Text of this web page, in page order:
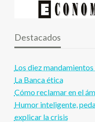
Destacados
Los diez
La Banca ética
Cómo reclamar en el
Humor inteligente,
explicar la crisis